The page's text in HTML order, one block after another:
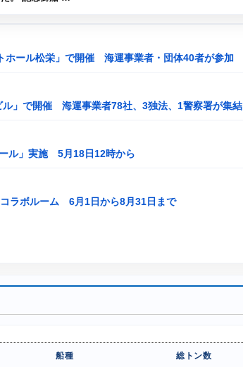
ホール松栄」で開催 海運事業者・団体40者が参加
ル」で開催 海運事業者78社、3独法、1警察署が集結
ル」実施 5月18日12時から
ラボルーム 6月1日から8月31日まで
船種 総トン数